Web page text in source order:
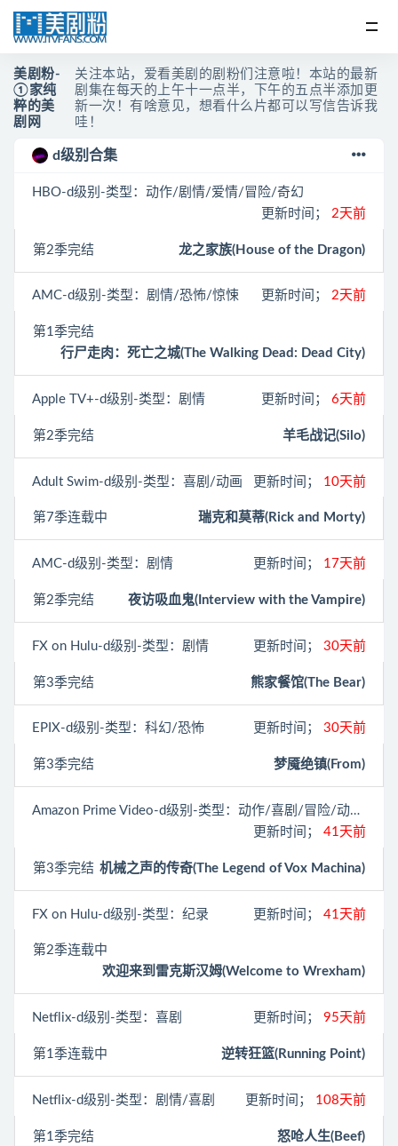
美剧粉-
①家纯
粹的美
剧网
关注本站，爱看美剧的剧粉们注意啦！本站的最新
剧集在每天的上午十一点半，下午的五点半添加更
新一次！有啥意见，想看什么片都可以写信告诉我
哇！
d级别合集
HBO-d级别-类型：动作/剧情/爱情/冒险/奇幻
更新时间；
2天前
第2季完结 龙之家族(House of the Dragon)
AMC-d级别-类型：剧情/恐怖/惊悚 更新时间； 2天前
第1季完结
行尸走肉：死亡之城(The Walking Dead: Dead City)
Apple TV+-d级别-类型：剧情 更新时间； 6天前
第2季完结 羊毛战记(Silo)
Adult Swim-d级别-类型：喜剧/动画 更新时间； 10天前
第7季连载中 瑞克和莫蒂(Rick and Morty)
AMC-d级别-类型：剧情 更新时间； 17天前
第2季完结 夜访吸血鬼(Interview with the Vampire)
FX on Hulu-d级别-类型：剧情 更新时间； 30天前
第3季完结 熊家餐馆(The Bear)
EPIX-d级别-类型：科幻/恐怖 更新时间； 30天前
第3季完结 梦魇绝镇(From)
Amazon Prime Video-d级别-类型：动作/喜剧/冒险/动画/奇幻
更新时间；
41天前
第3季完结 机械之声的传奇(The Legend of Vox Machina)
FX on Hulu-d级别-类型：纪录 更新时间； 41天前
第2季连载中
欢迎来到雷克斯汉姆(Welcome to Wrexham)
Netflix-d级别-类型：喜剧 更新时间； 95天前
第1季连载中 逆转狂篮(Running Point)
Netflix-d级别-类型：剧情/喜剧 更新时间； 108天前
第1季完结 怒呛人生(Beef)